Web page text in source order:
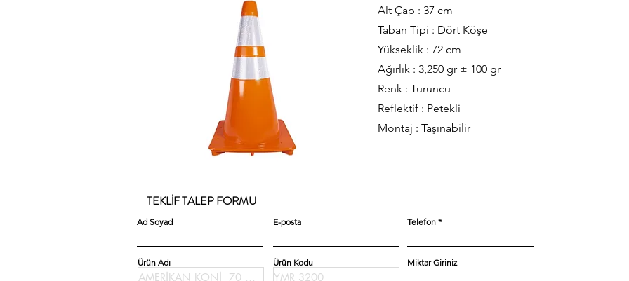
Alt Çap : 37 cm
Taban Tipi : Dört Köşe
Yükseklik : 72 cm
Ağırlık : 3,250 gr ± 100 gr
Renk : Turuncu
Reflektif : Petekli
Montaj : Taşınabilir
TEKLİF TALEP FORMU
Ad Soyad E-posta Telefon
Ürün Adı Ürün Kodu Miktar Giriniz